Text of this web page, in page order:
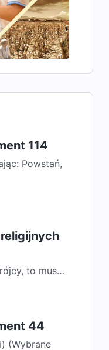
114
Powstań,
to musi
44
(Wybrane